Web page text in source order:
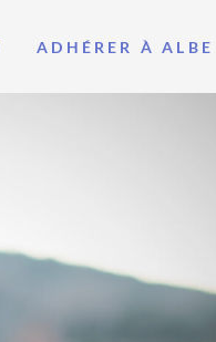
ADHÉRER À ALBE